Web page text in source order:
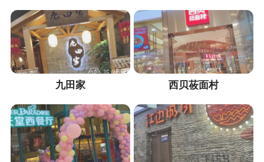
九田家 西贝莜面村